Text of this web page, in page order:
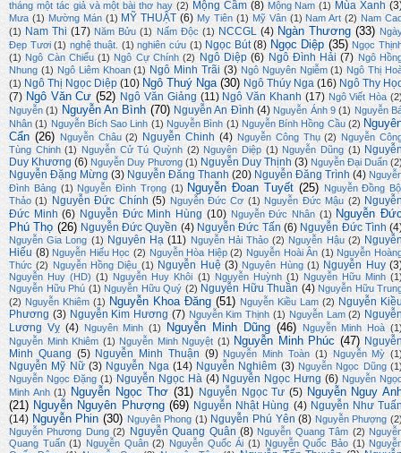
tháng một tác giả và một bài thơ hay (2) Mộng Cầm (8) Mộng Nam (1) Mùa Xanh
Mưa (1) Mường Mán (1) MỸ THUẬT (6) My Tiên (1) Mỹ Vân (1) Nam Art (2) Nam
(1) Nam Thi (17) Năm Bửu (1) Nấm Độc (1) NCCGL (4) Ngàn Thương (33)
Đẹp Tươi (1) nghệ thuật. (1) nghiên cứu (1) Ngọc Bút (8) Ngọc Diệp (35) Ngọc
(1) Ngô Càn Chiểu (1) Ngô Cự Chính (2) Ngô Diệp (6) Ngô Đình Hải (7) Ngô
Nhung (1) Ngô Liêm Khoan (1) Ngô Minh Trãi (3) Ngô Nguyên Ngiễm (1) Ngô Thị
(1) Ngô Thị Ngọc Diệp (10) Ngô Thuý Nga (30) Ngô Thúy Nga (16) Ngô Thy
(7) Ngô Văn Cư (52) Ngô Văn Giảng (11) Ngô Văn Khanh (17) Ngô Viết Hòa
Nguyễn (1) Nguyễn An Bình (70) Nguyễn An Đình (4) Nguyễn Ánh 9 (1) Nguyễn
Nhân (1) Nguyễn Bích Sao Linh (1) Nguyễn Bình (1) Nguyễn Bính Hồng Cầu (2)
Cẩn (26) Nguyễn Châu (2) Nguyễn Chinh (4) Nguyễn Công Thụ (2) Nguyễn
Tùng Chinh (1) Nguyễn Cử Tú Quỳnh (2) Nguyên Diệp (1) Nguyễn Dũng (1)
Duy Khương (6) Nguyễn Duy Phương (1) Nguyễn Duy Thịnh (3) Nguyễn Đại Duẩn
Nguyễn Đặng Mừng (3) Nguyễn Đăng Thanh (20) Nguyễn Đăng Trình (4)
Đình Bảng (1) Nguyễn Đình Trọng (1) Nguyễn Đoan Tuyết (25)
Nguyễn Đồng
Thảo (1) Nguyễn Đức Chính (5) Nguyễn Đức Cơ (1) Nguyễn Đức Mậu (2)
Đức Minh (6) Nguyễn Đức Minh Hùng (10) Nguyễn Đức Nhân (1) Nguyễn
Phú Thọ (26) Nguyễn Đức Quyền (4) Nguyễn Đức Tấn (6) Nguyễn Đức Tình
Nguyễn Gia Long (1) Nguyên Hạ (11) Nguyễn Hải Thảo (2) Nguyễn Hậu (2)
Hiếu (8) Nguyễn Hiếu Học (2) Nguyễn Hòa Hiệp (2) Nguyễn Hoài Ân (1) Nguyễn
Thức (2) Nguyễn Hồng Diệu (1) Nguyễn Huệ (3) Nguyên Hùng (1) Nguyễn Huy
Nguyễn Huy (HD) (1) Nguyễn Huy Khôi (1) Nguyễn Huỳnh (1) Nguyễn Hữu Minh
Nguyễn Hữu Phú (1) Nguyễn Hữu Quý (2) Nguyễn Hữu Thuần (4) Nguyễn Hữu
(2) Nguyễn Khiêm (1) Nguyễn Khoa Đăng (51) Nguyễn Kiều Lam (2) Nguyễn
Phương (3) Nguyễn Kim Hương (7) Nguyễn Kim Thịnh (1) Nguyễn Lam (2)
Lương Vỵ (4) Nguyên Minh (1) Nguyễn Minh Dũng (46) Nguyễn Minh Hoà
Nguyễn Minh Khiêm (1) Nguyễn Minh Nguyệt (1) Nguyễn Minh Phúc (47)
Minh Quang (5) Nguyễn Minh Thuận (9) Nguyễn Minh Toàn (1) Nguyễn Mỳ
Nguyễn Mỹ Nữ (3) Nguyễn Nga (14) Nguyễn Nghiêm (3) Nguyễn Ngọc Dũng
Nguyễn Ngọc Đặng (1) Nguyễn Ngọc Hà (4) Nguyễn Ngọc Hưng (6) Nguyễn
Minh Anh (1) Nguyễn Ngọc Thơ (31) Nguyễn Ngọc Tư (5) Nguyễn Nguy
(21) Nguyễn Nguyên Phượng (69) Nguyễn Nhật Hùng (4) Nguyễn Như
(14) Nguyễn Phin (30) Nguyên Phong (1) Nguyễn Phú Yên (8) Nguyễn Phượng
Nguyễn Phương Dung (2) Nguyễn Quang Quân (8) Nguyễn Quang Tâm (2)
Quang Tuấn (1) Nguyễn Quân (2) Nguyễn Quốc Ái (1) Nguyễn Quốc Bảo (1)